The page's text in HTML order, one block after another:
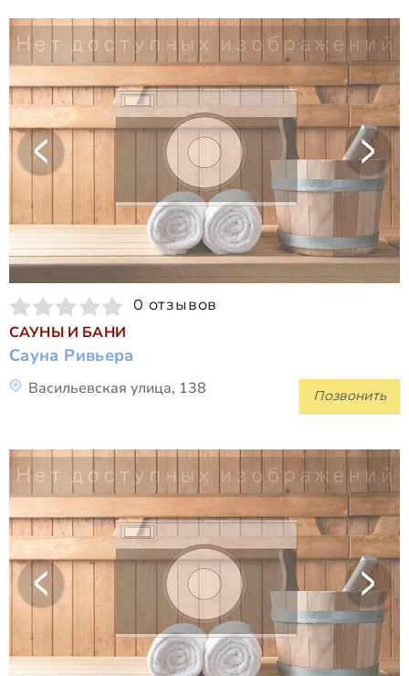
0 отзывов
САУНЫ И БАНИ
Сауна Ривьера
Позвонить
Васильевская улица, 138